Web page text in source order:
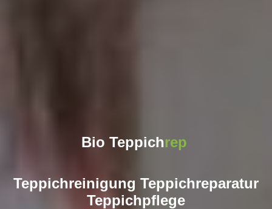
Bio Teppichwäsche
Teppichreinigung Teppichreparatur
Teppichpflege